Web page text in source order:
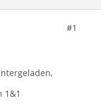
#1
1&1